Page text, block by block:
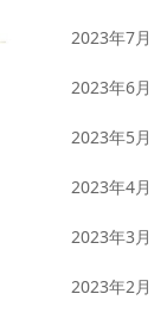
2023年7月
2023年6月
2023年5月
2023年4月
2023年3月
2023年2月